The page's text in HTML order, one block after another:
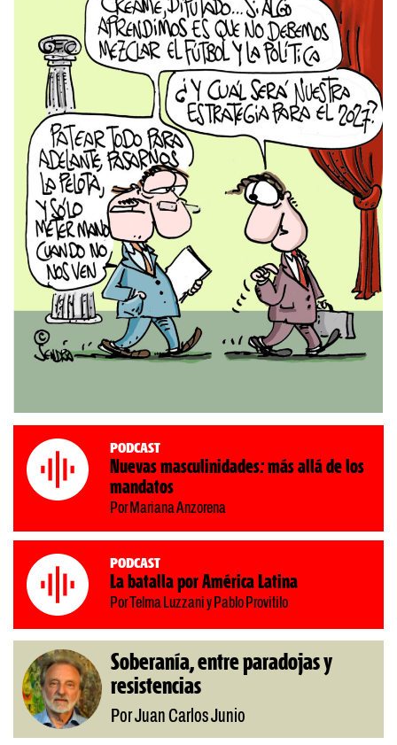
Podcast
Nuevas masculinidades: más allá de los
mandatos
Por Mariana Anzorena
Podcast
La batalla por América Latina
Por Telma Luzzani y Pablo Provitilo
Soberanía, entre paradojas y
resistencias
Por Juan Carlos Junio